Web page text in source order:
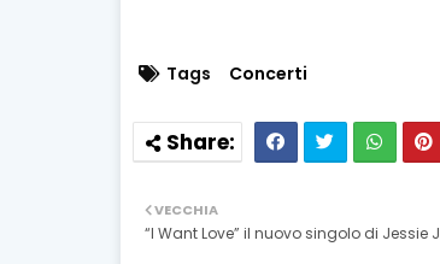
Tags Concerti
VECCHIA
“I Want Love” il nuovo singolo di Jessie J